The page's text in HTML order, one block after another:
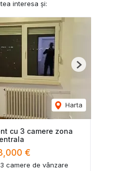
interesa și:
Harta
Next
cu 3 camere zona
€
camere de vânzare